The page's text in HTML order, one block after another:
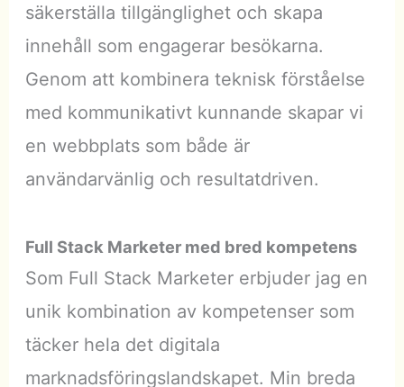
säkerställa tillgänglighet och skapa
innehåll som engagerar besökarna.
Genom att kombinera teknisk förståelse
med kommunikativt kunnande skapar vi
en webbplats som både är
användarvänlig och resultatdriven.
Full Stack Marketer med bred kompetens
Som Full Stack Marketer erbjuder jag en
unik kombination av kompetenser som
täcker hela det digitala
marknadsföringslandskapet. Min breda